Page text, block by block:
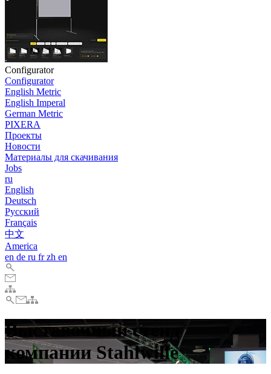
Configurator
Configurator
English Metric
English Imperal
German Metric
PIXERA
Проекты
Новости
Материалы для скачивания
Jobs
ru
English
Deutsch
Pусский
Français
中文
America
en de ru frzh en
Выставочный стенд
компании Stahlwille